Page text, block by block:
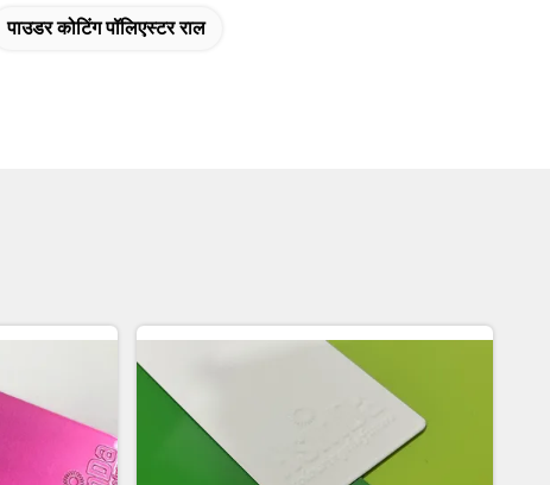
पाउडर कोटिंग पॉलिएस्टर राल